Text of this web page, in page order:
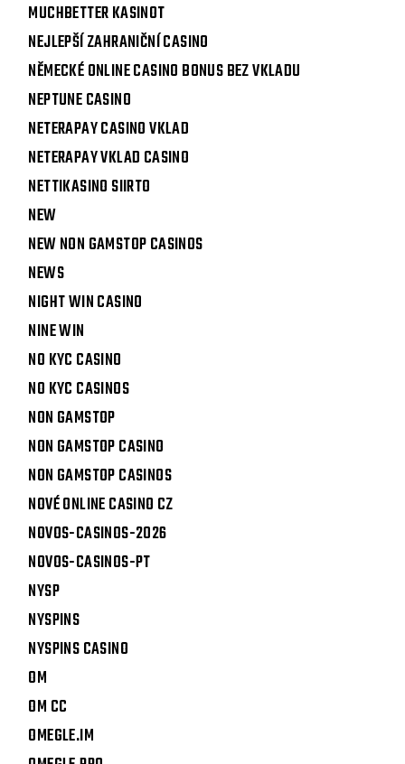
MUCHBETTER KASINOT
NEJLEPŠÍ ZAHRANIČNÍ CASINO
NĚMECKÉ ONLINE CASINO BONUS BEZ VKLADU
NEPTUNE CASINO
NETERAPAY CASINO VKLAD
NETERAPAY VKLAD CASINO
NETTIKASINO SIIRTO
NEW
NEW NON GAMSTOP CASINOS
NEWS
NIGHT WIN CASINO
NINE WIN
NO KYC CASINO
NO KYC CASINOS
NON GAMSTOP
NON GAMSTOP CASINO
NON GAMSTOP CASINOS
NOVÉ ONLINE CASINO CZ
NOVOS-CASINOS-2026
NOVOS-CASINOS-PT
NYSP
NYSPINS
NYSPINS CASINO
OM
OM CC
OMEGLE.IM